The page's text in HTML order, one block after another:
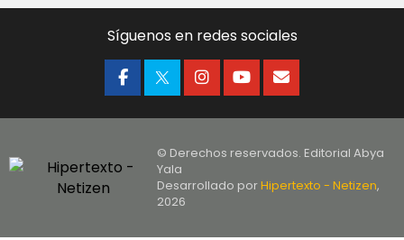
Síguenos en redes sociales
© Derechos reservados. Editorial Abya
Yala
Desarrollado porHipertexto - Netizen,
2026